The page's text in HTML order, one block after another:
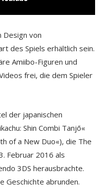
Design von
des Spiels erhältlich sein.
Amiibo-Figuren und
frei, die dem Spieler
der japanischen
Shin Combi Tanjō«
of a New Duo«), die The
Februar 2016 als
3DS herausbrachte.
Geschichte abrunden.